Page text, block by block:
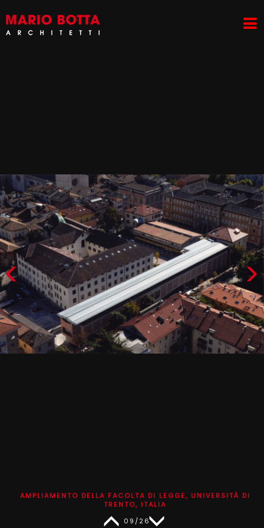
AMPLIAMENTO DELLA FACOLTA DI LEGGE, UNIVERSITÀ DI
TRENTO, ITALIA
09/26